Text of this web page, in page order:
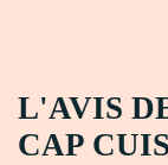
L'AVIS
CAP